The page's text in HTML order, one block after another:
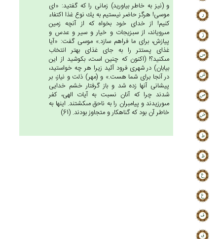
و (نيز به خاطر بياوريد) زمانى را كه گفتيد: «اى
موسى! هرگز حاضر نيستيم به يك نوع غذا اكتفاء
كنيم! از خداى خود بخواه كه از آنچه زمين
مى‏روياند، از سبزيجات و خيار و سير و عدس و
پيازش، براى ما فراهم سازد.» موسى گفت: «آيا
غذاى پست‏تر را به جاى غذاى بهتر انتخاب
مى‏كنيد؟! (اكنون كه چنين است، بكوشيد از اين
بيابان) در شهرى فرود آئيد زيرا هر چه خواستيد،
در آنجا براى شما هست.» و (مهر) ذلت و نياز، بر
پيشانى آنها زده شد و باز گرفتار خشم خدايى
شدند چرا كه آنان نسبت به آيات الهى، كفر
مى‏ورزيدند و پيامبران را به ناحق مى‏كشتند. اينها به
خاطر آن بود كه گناهكار و متجاوز بودند. (61)